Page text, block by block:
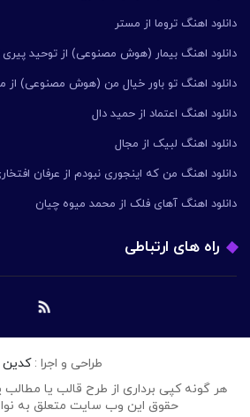
دانلود اهنگ تروما از مستر
دانلود اهنگ بیمار (هوش مصنوعی) از توحید پیری
دانلود اهنگ تو باور خیال من (هوش مصنوعی) از
دانلود اهنگ اعتماد از حمید دال
دانلود اهنگ لبیک از مجال
دانلود اهنگ من که اینجوری نبودم از عرفان
دانلود اهنگ آهای فلک از محمد میوه چیان
راه های ارتباطی
طراحی و اجرا :کدین
هر گونه کپی برداری از طرح قالب یا مطالب
حقوق این وب سایت متعلق به